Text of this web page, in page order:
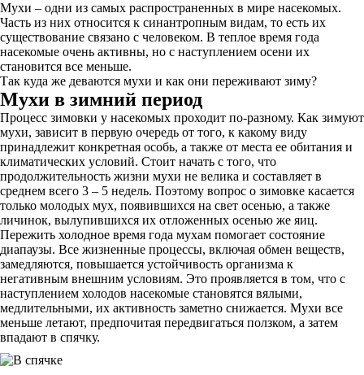
Мухи – одни из самых распространенных в мире насекомых.
Часть из них относится к синантропным видам, то есть их
существование связано с человеком. В теплое время года
насекомые очень активны, но с наступлением осени их
становится все меньше.
Так куда же деваются мухи и как они переживают зиму?
Мухи в зимний период
Процесс зимовки у насекомых проходит по-разному. Как зимуют
мухи, зависит в первую очередь от того, к какому виду
принадлежит конкретная особь, а также от места ее обитания и
климатических условий. Стоит начать с того, что
продолжительность жизни мухи не велика и составляет в
среднем всего 3 – 5 недель. Поэтому вопрос о зимовке касается
только молодых мух, появившихся на свет осенью, а также
личинок, вылупившихся их отложенных осенью же яиц.
Пережить холодное время года мухам помогает состояние
диапаузы. Все жизненные процессы, включая обмен веществ,
замедляются, повышается устойчивость организма к
негативным внешним условиям. Это проявляется в том, что с
наступлением холодов насекомые становятся вялыми,
медлительными, их активность заметно снижается. Мухи все
меньше летают, предпочитая передвигаться ползком, а затем
впадают в спячку.